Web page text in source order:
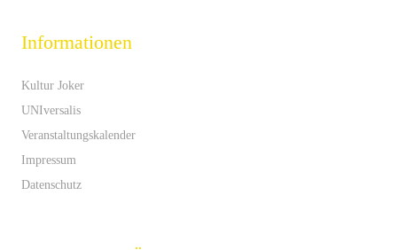
Informationen
Kultur Joker
UNIversalis
Veranstaltungskalender
Impressum
Datenschutz